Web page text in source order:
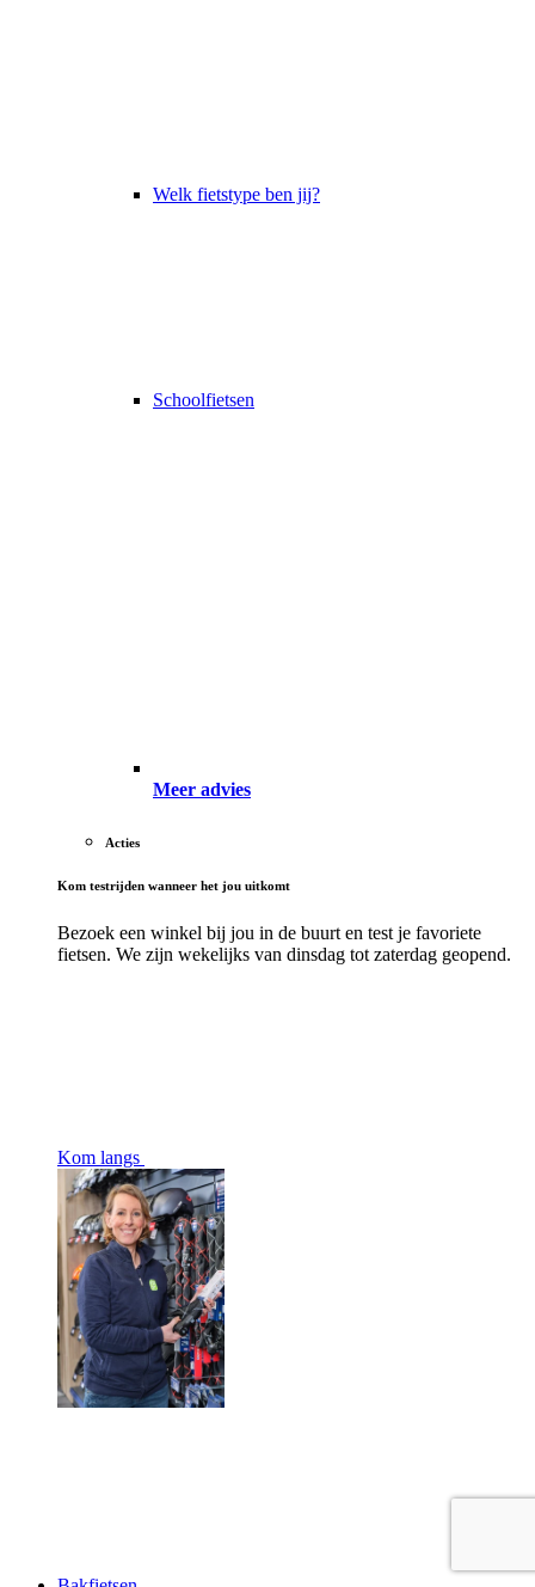
Welk fietstype ben jij?
Schoolfietsen
Meer advies
Acties
Kom testrijden wanneer het jou uitkomt
Bezoek een winkel bij jou in de buurt en test je favoriete
fietsen. We zijn wekelijks van dinsdag tot zaterdag geopend.
Kom langs